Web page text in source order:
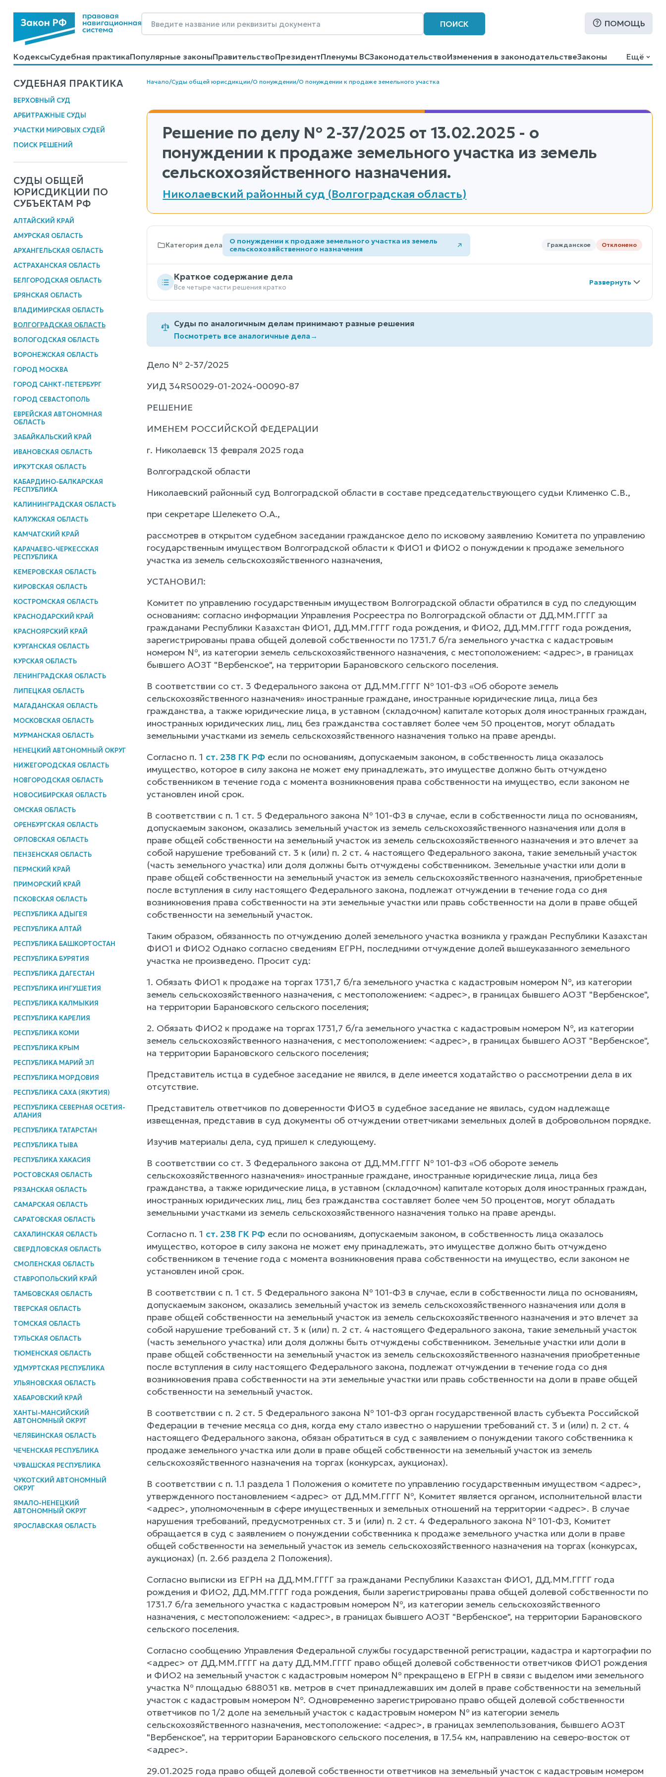
ПОИСК ПОМОЩЬ
КодексыСудебная практикаПопулярные законыПравительствоПрезидентПленумы ВСЗаконодательствоИзменения в законодательствеЗаконы
КалькуляторыСправочные материалыОбразцы договоровКонтактыПомощьПоиск
Ещё
СУДЕБНАЯ ПРАКТИКА
ВЕРХОВНЫЙ СУД
АРБИТРАЖНЫЕ СУДЫ
УЧАСТКИ МИРОВЫХ СУДЕЙ
ПОИСК РЕШЕНИЙ
СУДЫ ОБЩЕЙ
ЮРИСДИКЦИИ ПО
СУБЪЕКТАМ РФ
АЛТАЙСКИЙ КРАЙ
АМУРСКАЯ ОБЛАСТЬ
АРХАНГЕЛЬСКАЯ ОБЛАСТЬ
АСТРАХАНСКАЯ ОБЛАСТЬ
БЕЛГОРОДСКАЯ ОБЛАСТЬ
БРЯНСКАЯ ОБЛАСТЬ
ВЛАДИМИРСКАЯ ОБЛАСТЬ
ВОЛГОГРАДСКАЯ ОБЛАСТЬ
ВОЛОГОДСКАЯ ОБЛАСТЬ
ВОРОНЕЖСКАЯ ОБЛАСТЬ
ГОРОД МОСКВА
ГОРОД САНКТ-ПЕТЕРБУРГ
ГОРОД СЕВАСТОПОЛЬ
ЕВРЕЙСКАЯ АВТОНОМНАЯ
ОБЛАСТЬ
ЗАБАЙКАЛЬСКИЙ КРАЙ
ИВАНОВСКАЯ ОБЛАСТЬ
ИРКУТСКАЯ ОБЛАСТЬ
КАБАРДИНО-БАЛКАРСКАЯ
РЕСПУБЛИКА
КАЛИНИНГРАДСКАЯ ОБЛАСТЬ
КАЛУЖСКАЯ ОБЛАСТЬ
КАМЧАТСКИЙ КРАЙ
КАРАЧАЕВО-ЧЕРКЕССКАЯ
РЕСПУБЛИКА
КЕМЕРОВСКАЯ ОБЛАСТЬ
КИРОВСКАЯ ОБЛАСТЬ
КОСТРОМСКАЯ ОБЛАСТЬ
КРАСНОДАРСКИЙ КРАЙ
КРАСНОЯРСКИЙ КРАЙ
КУРГАНСКАЯ ОБЛАСТЬ
КУРСКАЯ ОБЛАСТЬ
ЛЕНИНГРАДСКАЯ ОБЛАСТЬ
ЛИПЕЦКАЯ ОБЛАСТЬ
МАГАДАНСКАЯ ОБЛАСТЬ
МОСКОВСКАЯ ОБЛАСТЬ
МУРМАНСКАЯ ОБЛАСТЬ
НЕНЕЦКИЙ АВТОНОМНЫЙ ОКРУГ
НИЖЕГОРОДСКАЯ ОБЛАСТЬ
НОВГОРОДСКАЯ ОБЛАСТЬ
НОВОСИБИРСКАЯ ОБЛАСТЬ
ОМСКАЯ ОБЛАСТЬ
ОРЕНБУРГСКАЯ ОБЛАСТЬ
ОРЛОВСКАЯ ОБЛАСТЬ
ПЕНЗЕНСКАЯ ОБЛАСТЬ
ПЕРМСКИЙ КРАЙ
ПРИМОРСКИЙ КРАЙ
ПСКОВСКАЯ ОБЛАСТЬ
РЕСПУБЛИКА АДЫГЕЯ
РЕСПУБЛИКА АЛТАЙ
РЕСПУБЛИКА БАШКОРТОСТАН
РЕСПУБЛИКА БУРЯТИЯ
РЕСПУБЛИКА ДАГЕСТАН
РЕСПУБЛИКА ИНГУШЕТИЯ
РЕСПУБЛИКА КАЛМЫКИЯ
РЕСПУБЛИКА КАРЕЛИЯ
РЕСПУБЛИКА КОМИ
РЕСПУБЛИКА КРЫМ
РЕСПУБЛИКА МАРИЙ ЭЛ
РЕСПУБЛИКА МОРДОВИЯ
РЕСПУБЛИКА САХА (ЯКУТИЯ)
РЕСПУБЛИКА СЕВЕРНАЯ ОСЕТИЯ-
АЛАНИЯ
РЕСПУБЛИКА ТАТАРСТАН
РЕСПУБЛИКА ТЫВА
РЕСПУБЛИКА ХАКАСИЯ
РОСТОВСКАЯ ОБЛАСТЬ
РЯЗАНСКАЯ ОБЛАСТЬ
САМАРСКАЯ ОБЛАСТЬ
САРАТОВСКАЯ ОБЛАСТЬ
САХАЛИНСКАЯ ОБЛАСТЬ
СВЕРДЛОВСКАЯ ОБЛАСТЬ
СМОЛЕНСКАЯ ОБЛАСТЬ
СТАВРОПОЛЬСКИЙ КРАЙ
ТАМБОВСКАЯ ОБЛАСТЬ
ТВЕРСКАЯ ОБЛАСТЬ
ТОМСКАЯ ОБЛАСТЬ
ТУЛЬСКАЯ ОБЛАСТЬ
ТЮМЕНСКАЯ ОБЛАСТЬ
УДМУРТСКАЯ РЕСПУБЛИКА
УЛЬЯНОВСКАЯ ОБЛАСТЬ
ХАБАРОВСКИЙ КРАЙ
ХАНТЫ-МАНСИЙСКИЙ
АВТОНОМНЫЙ ОКРУГ
ЧЕЛЯБИНСКАЯ ОБЛАСТЬ
ЧЕЧЕНСКАЯ РЕСПУБЛИКА
ЧУВАШСКАЯ РЕСПУБЛИКА
ЧУКОТСКИЙ АВТОНОМНЫЙ
ОКРУГ
ЯМАЛО-НЕНЕЦКИЙ
АВТОНОМНЫЙ ОКРУГ
ЯРОСЛАВСКАЯ ОБЛАСТЬ
Начало/Суды общей юрисдикции/О понуждении/О понуждении к продаже земельного участка
Решение по делу № 2-37/2025 от 13.02.2025 - о
понуждении к продаже земельного участка из земель
сельскохозяйственного назначения.
Николаевский районный суд (Волгоградская область)
Категория дела
О понуждении к продаже земельного участка из земель
сельскохозяйственного назначения
Гражданское Отклонено
Краткое содержание дела
Все четыре части решения кратко
Суды по аналогичным делам принимают разные решения
Посмотреть все аналогичные дела→
Дело № 2-37/2025
УИД 34RS0029-01-2024-00090-87
РЕШЕНИЕ
ИМЕНЕМ РОССИЙСКОЙ ФЕДЕРАЦИИ
г. Николаевск 13 февраля 2025 года
Волгоградской области
Николаевский районный суд Волгоградской области в составе председательствующего судьи Клименко С.В.,
при секретаре Шелекето О.А.,
рассмотрев в открытом судебном заседании гражданское дело по исковому заявлению Комитета по управлению
государственным имуществом Волгоградской области к ФИО1 и ФИО2 о понуждении к продаже земельного
участка из земель сельскохозяйственного назначения,
УСТАНОВИЛ:
Комитет по управлению государственным имуществом Волгоградской области обратился в суд по следующим
основаниям: согласно информации Управления Росреестра по Волгоградской области от ДД.ММ.ГГГГ за
гражданами Республики Казахстан ФИО1, ДД.ММ.ГГГГ года рождения, и ФИО2, ДД.ММ.ГГГГ года рождения,
зарегистрированы права общей долевой собственности по 1731.7 б/га земельного участка с кадастровым
номером №, из категории земель сельскохозяйственного назначения, с местоположением: <адрес>, в границах
бывшего АОЗТ "Вербенское", на территории Барановского сельского поселения.
В соответствии со ст. 3 Федерального закона от ДД.ММ.ГГГГ № 101-ФЗ «Об обороте земель
сельскохозяйственного назначения» иностранные граждане, иностранные юридические лица, лица без
гражданства, а также юридические лица, в уставном (складочном) капитале которых доля иностранных граждан,
иностранных юридических лиц, лиц без гражданства составляет более чем 50 процентов, могут обладать
земельными участками из земель сельскохозяйственного назначения только на праве аренды.
Согласно п. 1 ст. 238 ГК РФесли по основаниям, допускаемым законом, в собственность лица оказалось
имущество, которое в силу закона не может ему принадлежать, это имуществе должно быть отчуждено
собственником в течение года с момента возникновения права собственности на имущество, если законом не
установлен иной срок.
В соответствии с п. 1 ст. 5 Федерального закона № 101-ФЗ в случае, если в собственности лица по основаниям,
допускаемым законом, оказались земельный участок из земель сельскохозяйственного назначения или доля в
праве общей собственности на земельный участок из земель сельскохозяйственного назначения и это влечет за
собой нарушение требований ст. 3 к (или) п. 2 ст. 4 настоящего Федерального закона, такие земельный участок
(часть земельного участка) или доля должны быть отчуждены собственником. Земельные участки или доли в
праве общей собственности на земельный участок из земель сельскохозяйственного назначения, приобретенные
после вступления в силу настоящего Федерального закона, подлежат отчуждении в течение года со дня
возникновения права собственности на эти земельные участки или правь собственности на доли в праве общей
собственности на земельный участок.
Таким образом, обязанность по отчуждению долей земельного участка возникла у граждан Республики Казахстан
ФИО1 и ФИО2 Однако согласно сведениям ЕГРН, последними отчуждение долей вышеуказанного земельного
участка не произведено. Просит суд:
1. Обязать ФИО1 к продаже на торгах 1731,7 б/га земельного участка с кадастровым номером №, из категории
земель сельскохозяйственного назначения, с местоположением: <адрес>, в границах бывшего АОЗТ "Вербенское",
на территории Барановского сельского поселения;
2. Обязать ФИО2 к продаже на торгах 1731,7 б/га земельного участка с кадастровым номером №, из категории
земель сельскохозяйственного назначения, с местоположением: <адрес>, в границах бывшего АОЗТ "Вербенское",
на территории Барановского сельского поселения;
Представитель истца в судебное заседание не явился, в деле имеется ходатайство о рассмотрении дела в их
отсутствие.
Представитель ответчиков по доверенности ФИО3 в судебное заседание не явилась, судом надлежаще
извещенная, представив в суд документы об отчуждении ответчиками земельных долей в добровольном порядке.
Изучив материалы дела, суд пришел к следующему.
В соответствии со ст. 3 Федерального закона от ДД.ММ.ГГГГ № 101-ФЗ «Об обороте земель
сельскохозяйственного назначения» иностранные граждане, иностранные юридические лица, лица без
гражданства, а также юридические лица, в уставном (складочном) капитале которых доля иностранных граждан,
иностранных юридических лиц, лиц без гражданства составляет более чем 50 процентов, могут обладать
земельными участками из земель сельскохозяйственного назначения только на праве аренды.
Согласно п. 1 ст. 238 ГК РФесли по основаниям, допускаемым законом, в собственность лица оказалось
имущество, которое в силу закона не может ему принадлежать, это имуществе должно быть отчуждено
собственником в течение года с момента возникновения права собственности на имущество, если законом не
установлен иной срок.
В соответствии с п. 1 ст. 5 Федерального закона № 101-ФЗ в случае, если в собственности лица по основаниям,
допускаемым законом, оказались земельный участок из земель сельскохозяйственного назначения или доля в
праве общей собственности на земельный участок из земель сельскохозяйственного назначения и это влечет за
собой нарушение требований ст. 3 к (или) п. 2 ст. 4 настоящего Федерального закона, такие земельный участок
(часть земельного участка) или доля должны быть отчуждены собственником. Земельные участки или доли в
праве общей собственности на земельный участок из земель сельскохозяйственного назначения приобретенные
после вступления в силу настоящего Федерального закона, подлежат отчуждении в течение года со дня
возникновения права собственности на эти земельные участки или правь собственности на доли в праве общей
собственности на земельный участок.
В соответствии с п. 2 ст. 5 Федерального закона № 101-ФЗ орган государственной власть субъекта Российской
Федерации в течение месяца со дня, когда ему стало известно о нарушении требований ст. 3 и (или) п. 2 ст. 4
настоящего Федерального закона, обязан обратиться в суд с заявлением о понуждении такого собственника к
продаже земельного участка или доли в праве общей собственности на земельный участок из земель
сельскохозяйственного назначения на торгах (конкурсах, аукционах).
В соответствии с п. 1.1 раздела 1 Положения о комитете по управлению государственным имуществом <адрес>,
утвержденного постановлением <адрес> от ДД.ММ.ГГГГ №, Комитет является органом, исполнительной власти
<адрес>, уполномоченным в сфере имущественных и земельных отношений на территории <адрес>. В случае
нарушения требований, предусмотренных ст. 3 и (или) п. 2 ст. 4 Федерального закона № 101-ФЗ, Комитет
обращается в суд с заявлением о понуждении собственника к продаже земельного участка или доли в праве
общей собственности на земельный участок из земель сельскохозяйственного назначения на торгах (конкурсах,
аукционах) (п. 2.66 раздела 2 Положения).
Согласно выписки из ЕГРН на ДД.ММ.ГГГГ за гражданами Республики Казахстан ФИО1, ДД.ММ.ГГГГ года
рождения и ФИО2, ДД.ММ.ГГГГ года рождения, были зарегистрированы права общей долевой собственности по
1731.7 б/га земельного участка с кадастровым номером №, из категории земель сельскохозяйственного
назначения, с местоположением: <адрес>, в границах бывшего АОЗТ "Вербенское", на территории Барановского
сельского поселения.
Согласно сообщению Управления Федеральной службы государственной регистрации, кадастра и картографии по
<адрес> от ДД.ММ.ГГГГ на дату ДД.ММ.ГГГГ право общей долевой собственности ответчиков ФИО1 рождения
и ФИО2 на земельный участок с кадастровым номером № прекращено в ЕГРН в связи с выделом ими земельного
участка № площадью 688031 кв. метров в счет принадлежавших им долей в праве собственности на земельный
участок с кадастровым номером №. Одновременно зарегистрировано право общей долевой собственности
ответчиков по 1/2 доле на земельный участок с кадастровым номером № из категории земель
сельскохозяйственного назначения, местоположение: <адрес>, в границах землепользования, бывшего АОЗТ
"Вербенское", на территории Барановского сельского поселения, в 17.54 км, направлению на северо-восток от
<адрес>.
29.01.2025 года право общей долевой собственности ответчиков на земельный участок с кадастровым номером